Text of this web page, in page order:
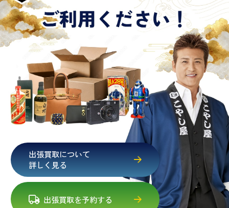
出張買取について
詳しく見る
出張買取を予約する